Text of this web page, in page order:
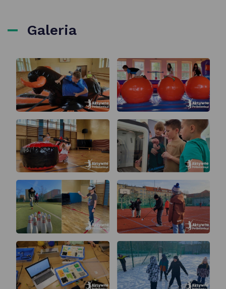
Galeria